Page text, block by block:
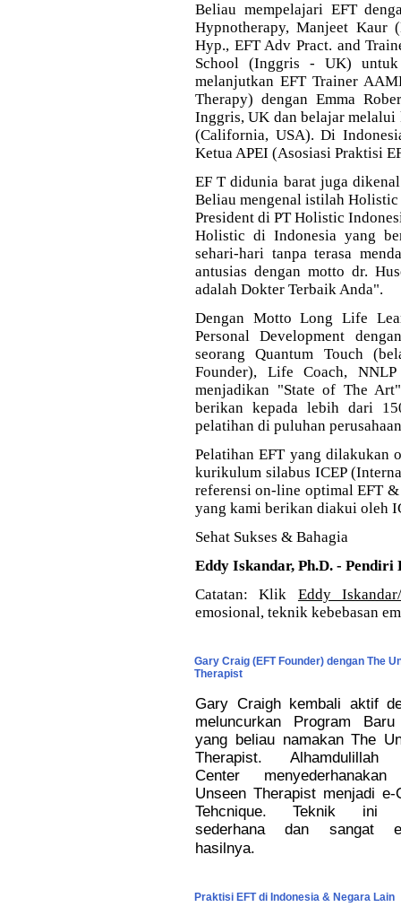
Beliau mempelajari EFT
Hypnotherapy,Manjeet Kaur
Hyp., EFT Adv Pract. and
School (Inggris - UK)
melanjutkan EFT Trainer
Therapy) dengan Emma
Inggris, UK dan belajar melalui
(California, USA).Di
Ketua APEI (Asosiasi Praktisi
EFT didunia barat juga
Beliau mengenal istilah
President di PT Holistic
Holistic di Indonesia yang
sehari-hari tanpa terasa
antusias dengan motto dr.
adalah Dokter Terbaik Anda".
Dengan Motto Long Life
Personal Development
seorang Quantum Touch
Founder), Life Coach,
menjadikan "State of The
berikan kepada lebih dari
pelatihan di puluhan
Pelatihan EFT yang dilakukan
kurikulum silabus ICEP
referensi on-line optimal EFT
yang kami berikan diakui oleh
Sehat Sukses & Bahagia
Eddy Iskandar, Ph.D. - Pendiri
Catatan: Klik Eddy
emosional, teknik kebebasan
Gary Craig (EFT Founder) dengan The
Therapist
Gary Craigh kembali aktif
meluncurkan Program
yang beliau namakan The
Therapist. Alhamdulillah
Center
Unseen Therapist menjadi e-
Tehcnique. Teknik ini
sederhana dan sangat
hasilnya.
Praktisi EFT di Indonesia & Negara Lain